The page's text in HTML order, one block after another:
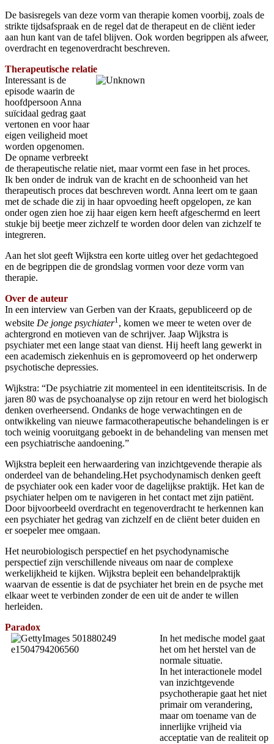
De basisregels van deze vorm van therapie komen voorbij, zoals de
strikte tijdsafspraak en de regel dat de therapeut en de cliënt ieder
aan hun kant van de tafel blijven. Ook worden begrippen als afweer,
overdracht en tegenoverdracht beschreven.
Therapeutische relatie
Interessant is de
episode waarin de
hoofdpersoon Anna
suïcidaal gedrag gaat
vertonen en voor haar
eigen veiligheid moet
worden opgenomen.
De opname verbreekt
de therapeutische relatie niet, maar vormt een fase in het proces.
Ik ben onder de indruk van de kracht en de schoonheid van het
therapeutisch proces dat beschreven wordt. Anna leert om te gaan
met de schade die zij in haar opvoeding heeft opgelopen, ze kan
onder ogen zien hoe zij haar eigen kern heeft afgeschermd en leert
stukje bij beetje meer zichzelf te worden door delen van zichzelf te
integreren.
Aan het slot geeft Wijkstra een korte uitleg over het gedachtegoed
en de begrippen die de grondslag vormen voor deze vorm van
therapie.
Over de auteur
In een interview van Gerben van der Kraats, gepubliceerd op de
website De jonge psychiater1 , komen we meer te weten over de
achtergrond en motieven van de schrijver. Jaap Wijkstra is
psychiater met een lange staat van dienst. Hij heeft lang gewerkt in
een academisch ziekenhuis en is gepromoveerd op het onderwerp
psychotische depressies.
Wijkstra: “De psychiatrie zit momenteel in een identiteitscrisis. In de
jaren 80 was de psychoanalyse op zijn retour en werd het biologisch
denken overheersend. Ondanks de hoge verwachtingen en de
ontwikkeling van nieuwe farmacotherapeutische behandelingen is er
toch weinig vooruitgang geboekt in de behandeling van mensen met
een psychiatrische aandoening.”
Wijkstra bepleit een herwaardering van inzichtgevende therapie als
onderdeel van de behandeling.Het psychodynamisch denken geeft
de psychiater ook een kader voor de dagelijkse praktijk. Het kan de
psychiater helpen om te navigeren in het contact met zijn patiënt.
Door bijvoorbeeld overdracht en tegenoverdracht te herkennen kan
een psychiater het gedrag van zichzelf en de cliënt beter duiden en
er soepeler mee omgaan.
Het neurobiologisch perspectief en het psychodynamische
perspectief zijn verschillende niveaus om naar de complexe
werkelijkheid te kijken. Wijkstra bepleit een behandelpraktijk
waarvan de essentie is dat de psychiater het brein en de psyche met
elkaar weet te verbinden zonder de een uit de ander te willen
herleiden.
Paradox
In het medische model gaat
het om het herstel van de
normale situatie.
In het interactionele model
van inzichtgevende
psychotherapie gaat het niet
primair om verandering,
maar om toename van de
innerlijke vrijheid via
acceptatie van de realiteit op